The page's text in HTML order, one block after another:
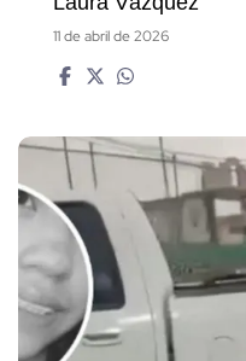
11 de abril de 2026